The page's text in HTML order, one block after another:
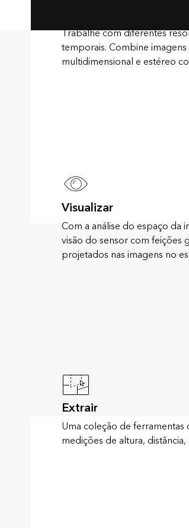
Trabalhe com diferentes
temporais. Combine
multidimensional e estéreo
Visualizar
Com a análise do espaço da
visão do sensor com feições
projetados nas imagens no
Extrair
Uma coleção de
medições de altura,